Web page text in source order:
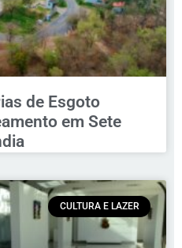
de Esgoto
em Sete
CULTURA E LAZER